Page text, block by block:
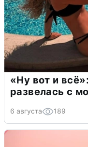
«Ну вот и
развелась с
6 августа 189